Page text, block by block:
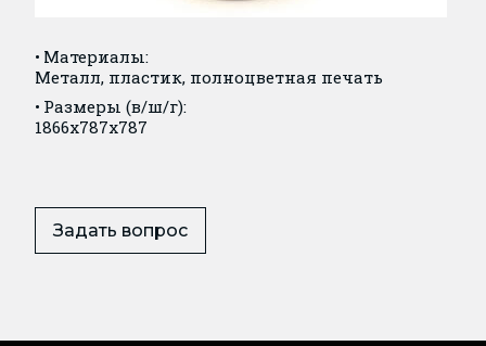
Материалы:
Металл, пластик, полноцветная печать
Размеры (в/ш/г):
1866x787x787
Задать вопрос